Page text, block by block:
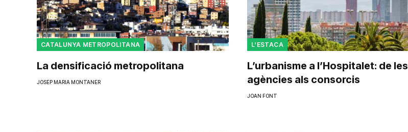
CATALUNYA METROPOLITANA
La densificació metropolitana
JOSEP MARIA MONTANER
L'ESTACA
L’urbanisme a l’Hospitalet: de les
agències als consorcis
JOAN FONT